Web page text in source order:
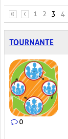
PAGES
« ‹ 1 2 3 4
TOURNANTE
0